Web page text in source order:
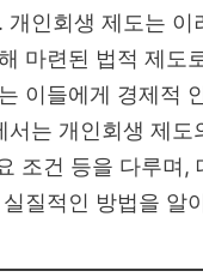
개인회생 제도는 이
마련된 법적 제도
이들에게 경제적
서는 개인회생 제도
조건 등을 다루며,
질적인 방법을 알